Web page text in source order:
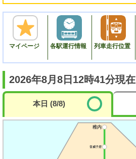
マイページ 各駅運行情報 列車走行位置
2026年8月8日12時41分現在
本日 (8/8)